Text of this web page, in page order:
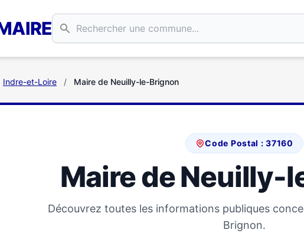
Indre-et-Loire / Maire de Neuilly-le-Brignon
Code Postal : 37160
Maire de Neuilly-
Découvrez toutes les informations publiques
Brignon.